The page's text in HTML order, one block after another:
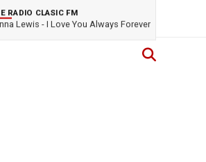
RADIO CLASIC FM
Lewis - I Love You Always Forever